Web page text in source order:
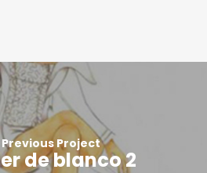
Previous Project
de blanco 2